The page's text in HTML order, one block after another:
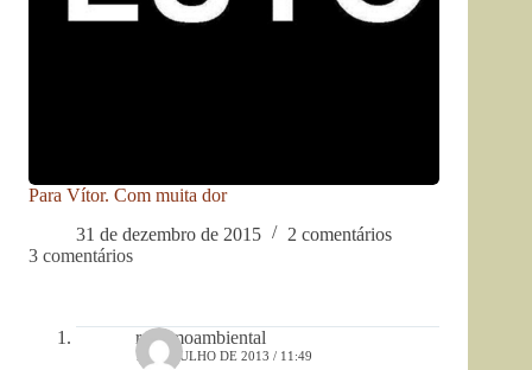
Para Vítor. Com muita dor
31 de dezembro de 2015
2 comentários
3 comentários
racismoambiental
15 DE JULHO DE 2013 / 11:49